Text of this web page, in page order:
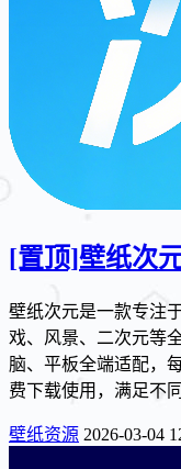
[置顶]壁纸次
壁纸次元是一款专注
戏、风景、二次元等
脑、平板全端适配，
费下载使用，满足不
壁纸资源 2026-03-04